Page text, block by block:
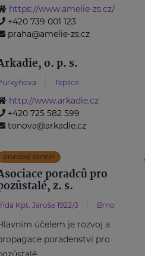
https://www.amelie-zs.cz/
+420 739 001 123
praha@amelie-zs.cz
o. p. s.
Teplice
http://www.arkadie.cz
+420 725 582 599
tonova@arkadie.cz
Bronzový partner
poradců pro
z. s.
Kpt. Jaroše 1922/3 Brno
účelem je rozvoj a
poradenství pro